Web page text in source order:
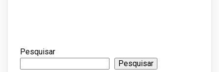
Pesquisar
Pesquisar